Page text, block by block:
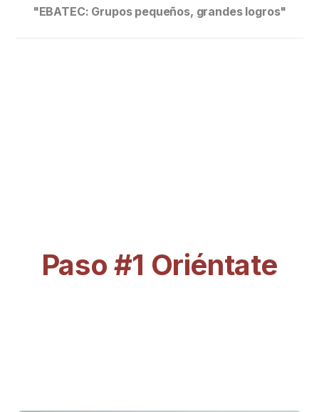
"EBATEC: Grupos pequeños, grandes logros"
Paso #1 Oriéntate